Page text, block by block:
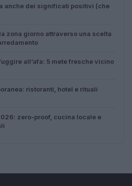
anche dei significati positivi (che
zona giorno attraverso una scelta
all’afa: 5 mete fresche vicino
ristoranti, hotel e rituali
zero-proof, cucina locale e